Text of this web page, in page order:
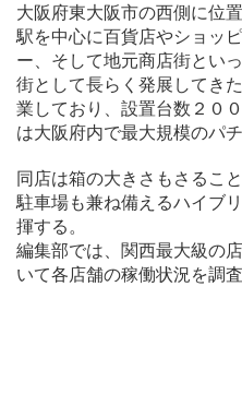
大阪府東大阪市の西側に位
駅を中心に百貨店やショッ
ー、そして地元商店街とい
街として長らく発展してき
業しており、設置台数２０
は大阪府内で最大規模のパ
同店は箱の大きさもさるこ
駐車場も兼ね備えるハイブ
揮する。
編集部では、関西最大級の
いて各店舗の稼働状況を調査